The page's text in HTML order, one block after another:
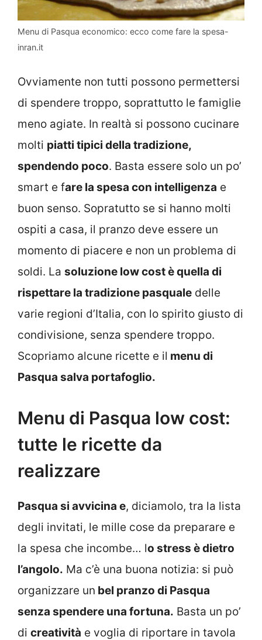
Menu di Pasqua economico: ecco come fare la spesa-
inran.it
Ovviamente non tutti possono permettersi
di spendere troppo, soprattutto le famiglie
meno agiate. In realtà si possono cucinare
molti piatti tipici della tradizione,
spendendo poco. Basta essere solo un po’
smart e fare la spesa con intelligenza e
buon senso. Sopratutto se si hanno molti
ospiti a casa, il pranzo deve essere un
momento di piacere e non un problema di
soldi. La soluzione low cost è quella di
rispettare la tradizione pasquale delle
varie regioni d’Italia, con lo spirito giusto di
condivisione, senza spendere troppo.
Scopriamo alcune ricette e il menu di
Pasqua salva portafoglio.
Menu di Pasqua low cost:
tutte le ricette da
realizzare
Pasqua si avvicina e, diciamolo, tra la lista
degli invitati, le mille cose da preparare e
la spesa che incombe… lo stress è dietro
l’angolo. Ma c’è una buona notizia: si può
organizzare un bel pranzo di Pasqua
senza spendere una fortuna. Basta un po’
di creatività e voglia di riportare in tavola